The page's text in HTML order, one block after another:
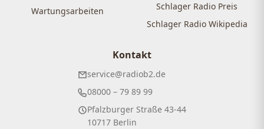
Wartungsarbeiten
Schlager Radio Preis
Schlager Radio Wikipedia
Kontakt
service@radiob2.de
08000 – 79 89 99
Pfalzburger Straße 43-44
10717 Berlin